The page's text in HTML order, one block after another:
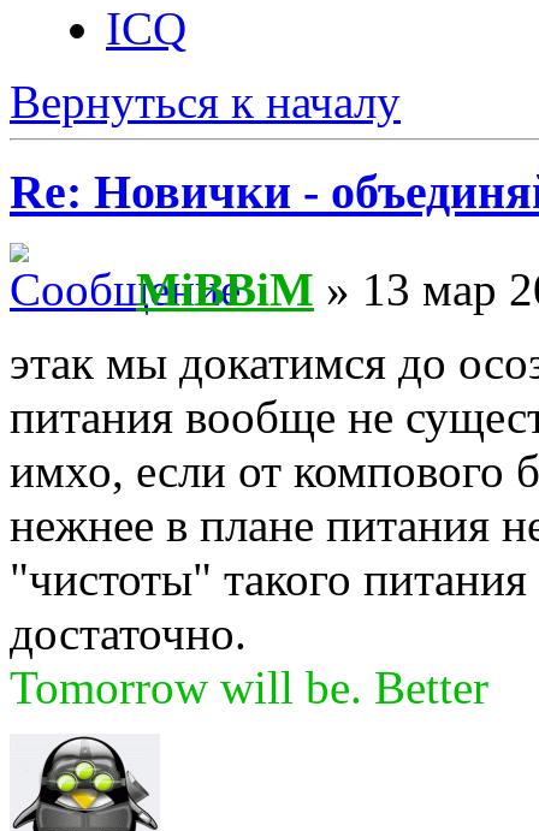
ICQ
Вернуться к началу
Re: Новички -
MiBBiM » 13 мар
этак мы докатимся до
питания вообще не
имхо, если от компового
нежнее в плане питания
"чистоты" такого
достаточно.
Tomorrow will be. Better